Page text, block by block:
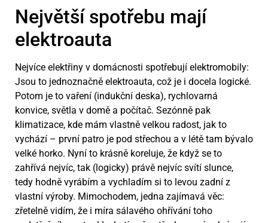
Největší spotřebu mají
elektroauta
Nejvíce elektřiny v domácnosti spotřebují elektromobily:
Jsou to jednoznačně elektroauta, což je i docela logické.
Potom je to vaření (indukční deska), rychlovarná
konvice, světla v domě a počítač. Sezónně pak
klimatizace, kde mám vlastně velkou radost, jak to
vychází – první patro je pod střechou a v létě tam bývalo
velké horko. Nyní to krásně koreluje, že když se to
zahřívá nejvíc, tak (logicky) právě nejvíc svítí slunce,
tedy hodně vyrábím a vychladím si to levou zadní z
vlastní výroby. Mimochodem, jedna zajímavá věc:
zřetelně vidím, že i míra sálavého ohřívání toho